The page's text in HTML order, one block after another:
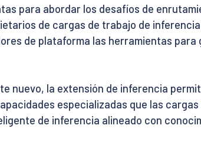
para abordar los desafíos de
de cargas de trabajo de
de plataforma las herramientas para
nuevo, la extensión de inferencia
especializadas que las
de inferencia alineado con